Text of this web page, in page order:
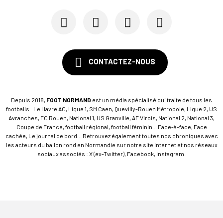
CONTACTEZ-NOUS
Depuis 2018, FOOT NORMAND est un média spécialisé qui traite de tous les
footballs : Le Havre AC, Ligue 1, SM Caen, Quevilly-Rouen Métropole, Ligue 2, US
Avranches, FC Rouen, National 1, US Granville, AF Virois, National 2, National 3,
Coupe de France, football régional, football féminin... Face-à-face, Face
cachée, Le journal de bord... Retrouvez également toutes nos chroniques avec
les acteurs du ballon rond en Normandie sur notre site internet et nos réseaux
sociaux associés : X (ex-Twitter), Facebook, Instagram.